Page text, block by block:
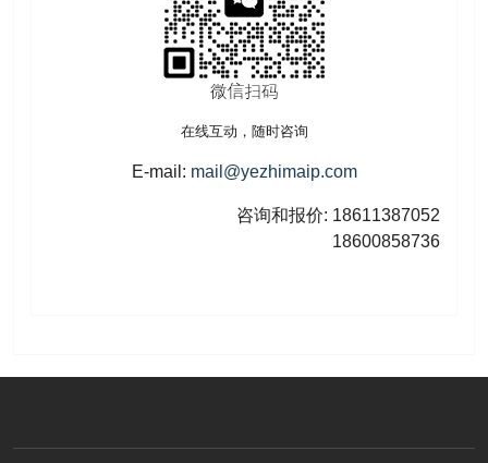
在线互动，随时咨询
E-mail: mail@yezhimaip.com
咨询和报价: 18611387052
18600858736